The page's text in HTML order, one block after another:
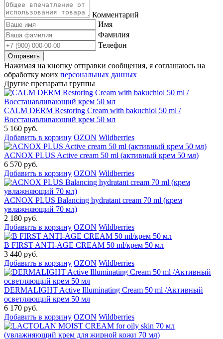
Комментарий
Имя
Фамилия
Телефон
Нажимая на кнопку отправки сообщения, я соглашаюсь на
обработку моих персональных данных
Другие препараты группы
CALM DERM Restoring Cream with bakuchiol 50 ml /
Восстанавливающий крем 50 мл
5 160 руб.
Добавить в корзину OZON Wildberries
ACNOX PLUS Active cream 50 ml (активный крем 50 мл)
6 570 руб.
Добавить в корзину OZON Wildberries
ACNOX PLUS Balancing hydratant cream 70 ml (крем
увлажняющий 70 мл)
2 180 руб.
Добавить в корзину OZON Wildberries
B FIRST ANTI-AGE CREAM 50 ml/крем 50 мл
3 440 руб.
Добавить в корзину OZON Wildberries
DERMALIGHT Active Illuminating Cream 50 ml /Активный
осветляющий крем 50 мл
6 170 руб.
Добавить в корзину OZON Wildberries